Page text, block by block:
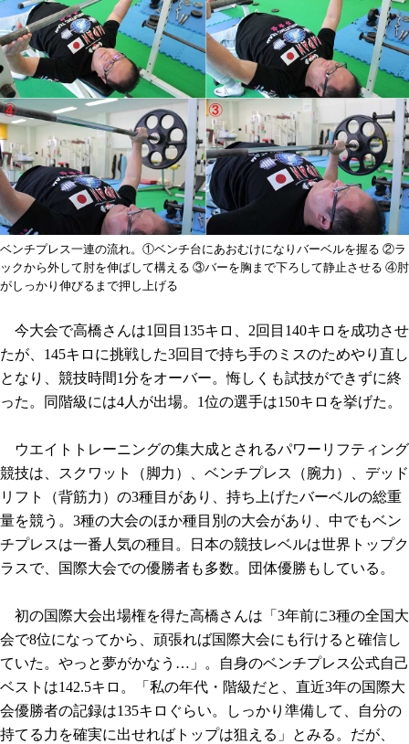
ベンチプレス一連の流れ。①ベンチ台にあおむけになりバーベルを握る ②ラ
ックから外して肘を伸ばして構える ③バーを胸まで下ろして静止させる ④肘
がしっかり伸びるまで押し上げる
今大会で高橋さんは1回目135キロ、2回目140キロを成功させ
たが、145キロに挑戦した3回目で持ち手のミスのためやり直し
となり、競技時間1分をオーバー。悔しくも試技ができずに終
った。同階級には4人が出場。1位の選手は150キロを挙げた。
ウエイトトレーニングの集大成とされるパワーリフティング
競技は、スクワット（脚力）、ベンチプレス（腕力）、デッド
リフト（背筋力）の3種目があり、持ち上げたバーベルの総重
量を競う。3種の大会のほか種目別の大会があり、中でもベン
チプレスは一番人気の種目。日本の競技レベルは世界トップク
ラスで、国際大会での優勝者も多数。団体優勝もしている。
初の国際大会出場権を得た高橋さんは「3年前に3種の全国大
会で8位になってから、頑張れば国際大会にも行けると確信し
ていた。やっと夢がかなう…」。自身のベンチプレス公式自己
ベストは142.5キロ。「私の年代・階級だと、直近3年の国際大
会優勝者の記録は135キロぐらい。しっかり準備して、自分の
持てる力を確実に出せればトップは狙える」とみる。だが、